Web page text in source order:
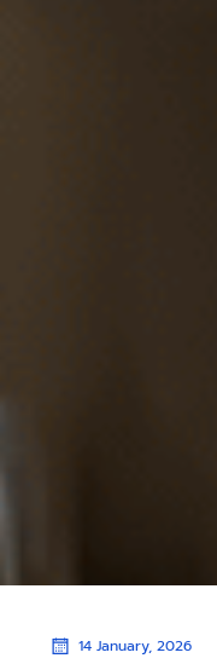
14 January, 2026